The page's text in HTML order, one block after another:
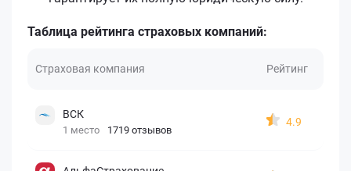
Таблица рейтинга страховых компаний:
Страховая компания Рейтинг
ВСК
1 место 1719 отзывов
4.9